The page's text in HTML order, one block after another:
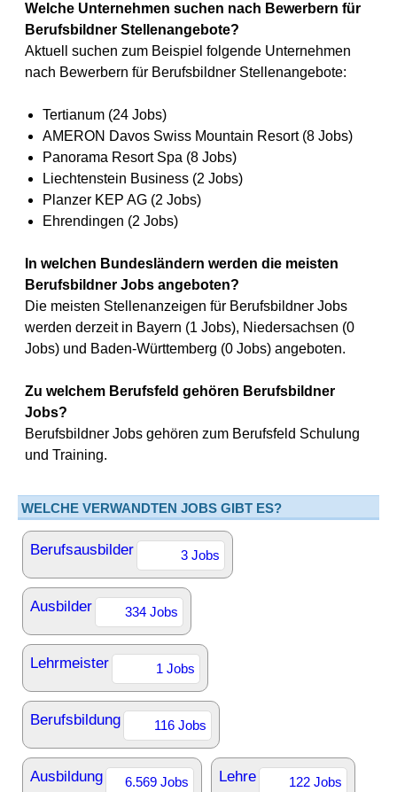
Welche Unternehmen suchen nach Bewerbern für
Berufsbildner Stellenangebote?
Aktuell suchen zum Beispiel folgende Unternehmen
nach Bewerbern für Berufsbildner Stellenangebote:
Tertianum (24 Jobs)
AMERON Davos Swiss Mountain Resort (8 Jobs)
Panorama Resort Spa (8 Jobs)
Liechtenstein Business (2 Jobs)
Planzer KEP AG (2 Jobs)
Ehrendingen (2 Jobs)
In welchen Bundesländern werden die meisten
Berufsbildner Jobs angeboten?
Die meisten Stellenanzeigen für Berufsbildner Jobs
werden derzeit in Bayern (1 Jobs), Niedersachsen (0
Jobs) und Baden-Württemberg (0 Jobs) angeboten.
Zu welchem Berufsfeld gehören Berufsbildner
Jobs?
Berufsbildner Jobs gehören zum Berufsfeld Schulung
und Training.
WELCHE VERWANDTEN JOBS GIBT ES?
Berufsausbilder 3 Jobs
Ausbilder 334 Jobs
Lehrmeister 1 Jobs
Berufsbildung 116 Jobs
Ausbildung 6.569 Jobs Lehre 122 Jobs